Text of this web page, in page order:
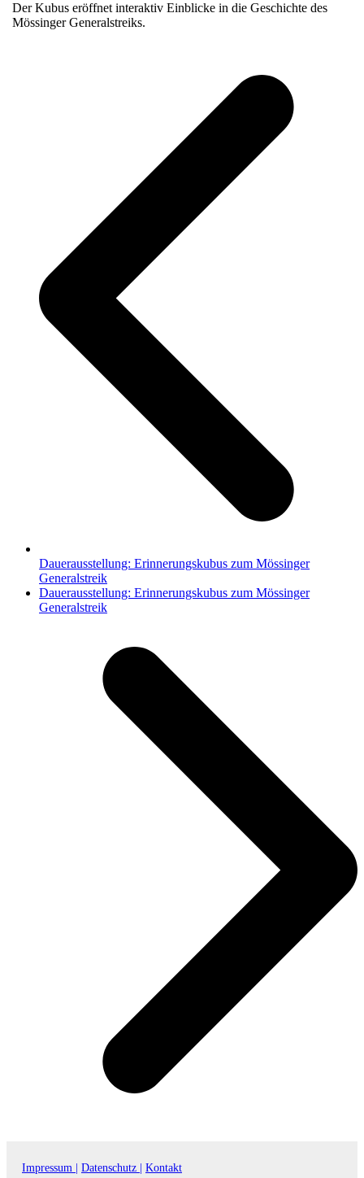
Der Kubus eröffnet interaktiv Einblicke in die Geschichte des
Mössinger Generalstreiks.
Dauerausstellung: Erinnerungskubus zum Mössinger
Generalstreik
Nächster
Beitrag:
Dauerausstellung: Erinnerungskubus zum Mössinger
Generalstreik
Impressum | Datenschutz |
Kontakt